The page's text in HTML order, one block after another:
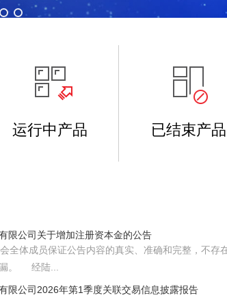
运行中产品 已结束产品
限公司关于增加注册资本金的公告
全体成员保证公告内容的真实、准确和完整，不存
。 经陆...
限公司2026年第1季度关联交易信息披露报告